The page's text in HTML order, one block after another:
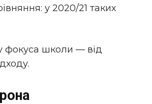
у 2020/21 таких
фокуса школи — від